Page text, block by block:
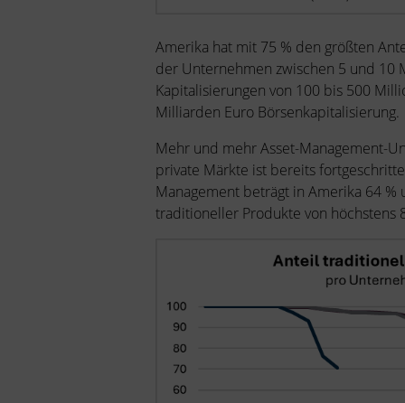
Amerika hat mit 75 % den größten
der Unternehmen zwischen 5 und 10
Kapitalisierungen von 100 bis 500
Milliarden Euro Börsenkapitalisierung.
Mehr und mehr Asset-Management-
private Märkte ist bereits
Management beträgt in Amerika 64
traditioneller Produkte von höchstens